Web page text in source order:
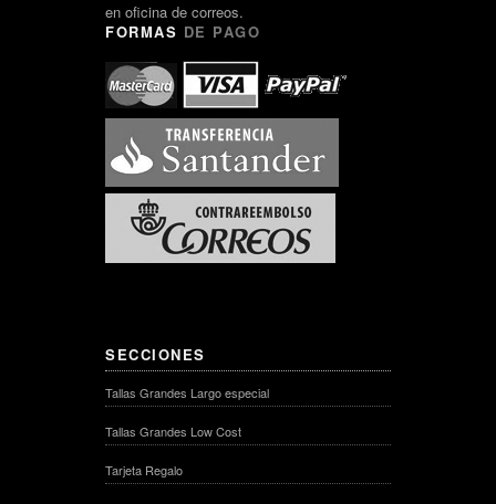
en oficina de correos.
FORMAS DE PAGO
SECCIONES
Tallas Grandes Largo especial
Tallas Grandes Low Cost
Tarjeta Regalo